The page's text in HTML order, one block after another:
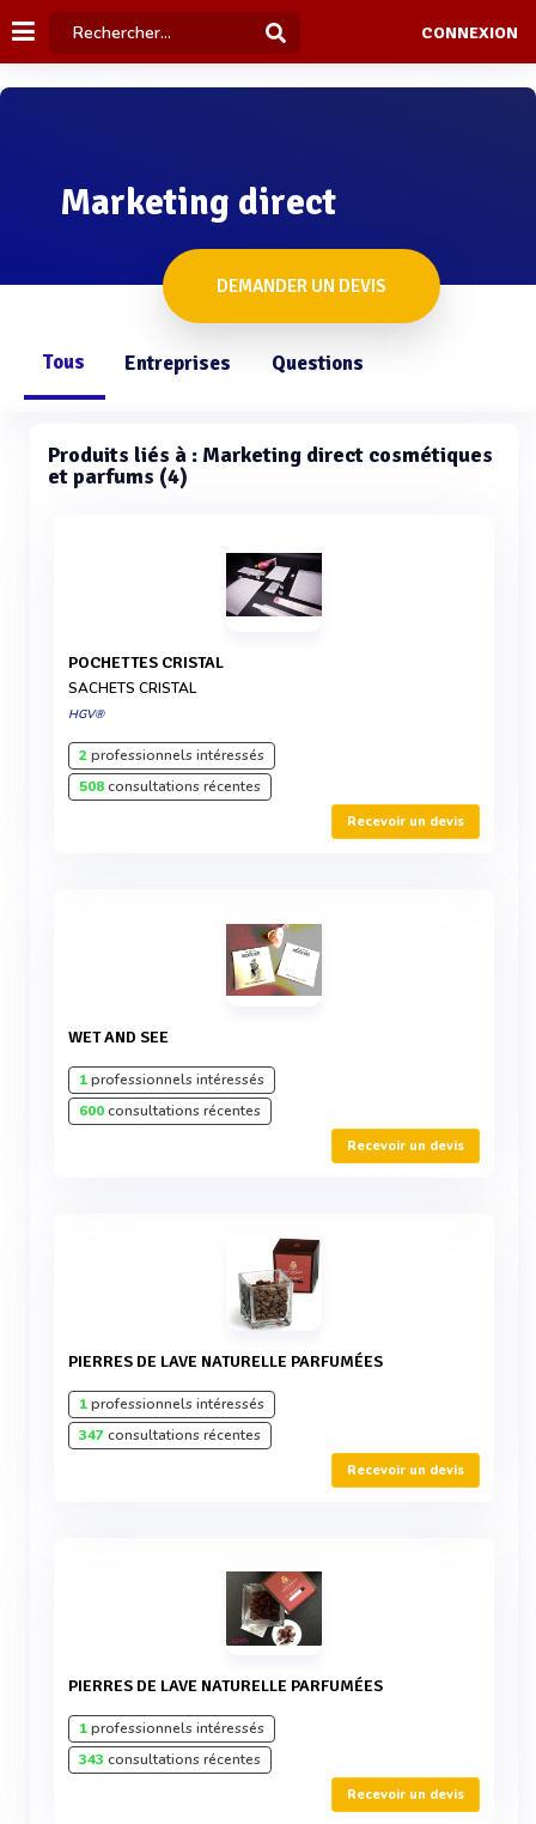
CONNEXION
Marketing direct
DEMANDER UN DEVIS
Tous Entreprises Questions
Produits liés à : Marketing direct cosmétiques
et parfums (4)
POCHETTES CRISTAL
SACHETS CRISTAL
HGV®
2professionnels intéressés
508consultations récentes
Recevoir un devis
WET AND SEE
1professionnels intéressés
600consultations récentes
Recevoir un devis
PIERRES DE LAVE NATURELLE PARFUMÉES
1professionnels intéressés
347consultations récentes
Recevoir un devis
PIERRES DE LAVE NATURELLE PARFUMÉES
1professionnels intéressés
343 consultations récentes
Recevoir un devis